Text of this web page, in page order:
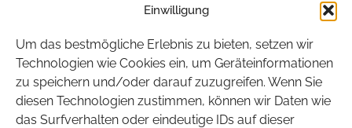
Einwilligung
Um das bestmögliche Erlebnis zu bieten, setzen wir
Technologien wie Cookies ein, um Geräteinformationen
zu speichern und/oder darauf zuzugreifen. Wenn Sie
diesen Technologien zustimmen, können wir Daten wie
das Surfverhalten oder eindeutige IDs auf dieser
Mecklenburg-Vorpommern
Niedersachsen
Nordrhein-Westfalen